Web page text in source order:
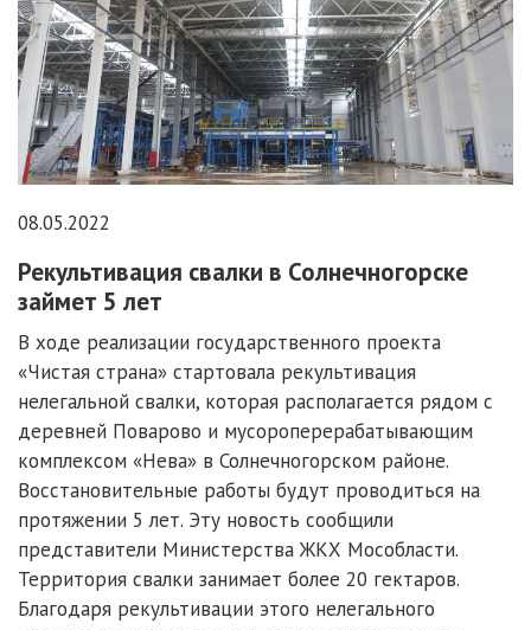
08.05.2022
Рекультивация свалки в Солнечногорске
займет 5 лет
В ходе реализации государственного проекта
«Чистая страна» стартовала рекультивация
нелегальной свалки, которая располагается рядом с
деревней Поварово и мусороперерабатывающим
комплексом «Нева» в Солнечногорском районе.
Восстановительные работы будут проводиться на
протяжении 5 лет. Эту новость сообщили
представители Министерства ЖКХ Мособласти.
Территория свалки занимает более 20 гектаров.
Благодаря рекультивации этого нелегального